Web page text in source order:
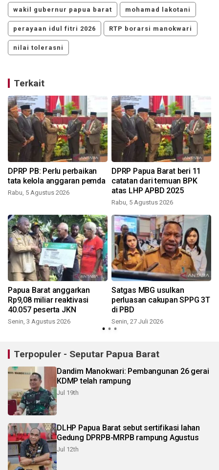
wakil gubernur papua barat mohamad lakotani
perayaan idul fitri 2026 RTP borarsi manokwari
nilai tolerasni
Terkait
DPRP PB: Perlu perbaikan
tata kelola anggaran pemda
Rabu, 5 Agustus 2026
DPRP Papua Barat beri 11
catatan dari temuan BPK
atas LHP APBD 2025
Rabu, 5 Agustus 2026
Papua Barat anggarkan
Rp9,08 miliar reaktivasi
40.057 peserta JKN
Senin, 3 Agustus 2026
Satgas MBG usulkan
perluasan cakupan SPPG 3T
di PBD
Senin, 27 Juli 2026
Terpopuler - Seputar Papua Barat
Dandim Manokwari: Pembangunan 26 gerai
KDMP telah rampung
Jul 19th
DLHP Papua Barat sebut sertifikasi lahan
Gedung DPRPB-MRPB rampung Agustus
Jul 12th